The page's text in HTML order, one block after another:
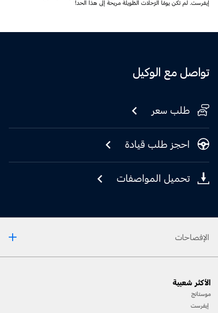
إيفرست. لم تكن يومًا الرّحلات الطّويلة مريحة إلى هذا الحد!
تواصل مع الوكيل
طلب سعر
احجز طلب قيادة
تحميل المواصفات
الإفصاحات
المسارات، وإستخدام معدّات السّلامة المناسبة.
[2] لن تتوفّر جميع ميّزات المركبة في جميع الأسواق. إتّصل بموزّع فورد المحلّي للحصول على أحدث
الأكثر شعبية
موستانج
إيفرست